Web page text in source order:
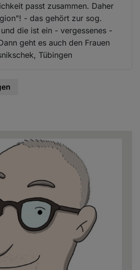
passt zusammen. Daher
- das gehört zur sog.
die ist ein - vergessenes -
geht es auch den Frauen
Tübingen